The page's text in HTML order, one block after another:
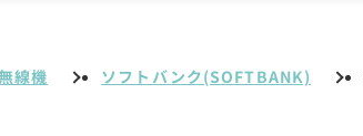
線機 ソフトバンク(SOFTBANK)